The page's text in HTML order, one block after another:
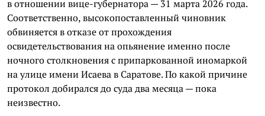
в отношении вице-губернатора — 31 марта 2026 года.
Соответственно, высокопоставленный чиновник
обвиняется в отказе от прохождения
освидетельствования на опьянение именно после
ночного столкновения с припаркованной иномаркой
на улице имени Исаева в Саратове. По какой причине
протокол добирался до суда два месяца — пока
неизвестно.